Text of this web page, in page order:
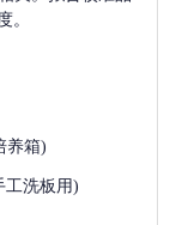
。
养箱)
工洗板用)